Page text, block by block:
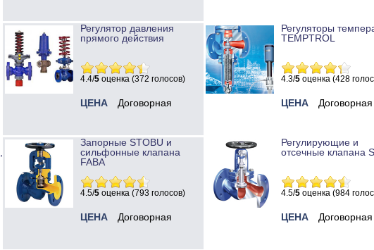
Регулятор давления
прямого действия
4.4/5 оценка (372 голосов)
ЦЕНА Договорная
Регуляторы
TEMPTROL
4.3/5 оценка (428
ЦЕНА Договорная
Запорные STOBU и
сильфонные клапана
FABA
4.5/5 оценка (793 голосов)
ЦЕНА Договорная
Регулирующие и
отсечные клапана
4.5/5 оценка (984
ЦЕНА Договорная